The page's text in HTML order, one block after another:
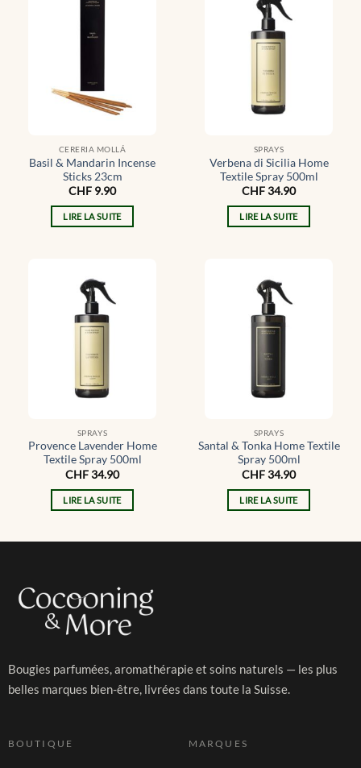
CERERIA MOLLÁ
Basil & Mandarin Incense
Sticks 23cm
CHF 9.90
LIRE LA SUITE
SPRAYS
Verbena di Sicilia Home
Textile Spray 500ml
CHF34.90
LIRE LA SUITE
SPRAYS
Provence Lavender Home
Textile Spray 500ml
CHF34.90
LIRE LA SUITE
SPRAYS
Santal & Tonka Home Textile
Spray 500ml
CHF34.90
LIRE LA SUITE
Bougies parfumées, aromathérapie et soins naturels — les plus
belles marques bien-être, livrées dans toute la Suisse.
BOUTIQUE MARQUES